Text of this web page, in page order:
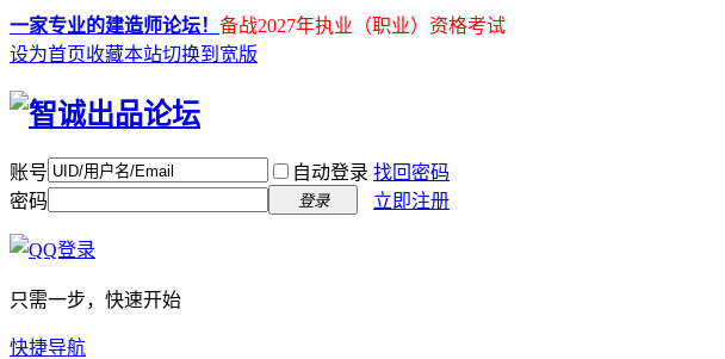
一家专业的建造师论坛！ 备战2027年执业（职业）资格考试
设为首页收藏本站切换到宽版
账号 自动登录 找回密码
密码
登录 立即注册
只需一步，快速开始
快捷导航